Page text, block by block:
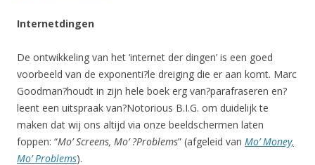
Internetdingen
De ontwikkeling van het ‘internet der dingen’ is een goed
voorbeeld van de exponenti?le dreiging die er aan komt. Marc
Goodman?houdt in zijn hele boek erg van?parafraseren en?
leent een uitspraak van?Notorious B.I.G. om duidelijk te
maken dat wij ons altijd via onze beeldschermen laten
foppen: “Mo’ Screens, Mo’ ?Problems” (afgeleid van Mo’ Money,
Mo’ Problems).